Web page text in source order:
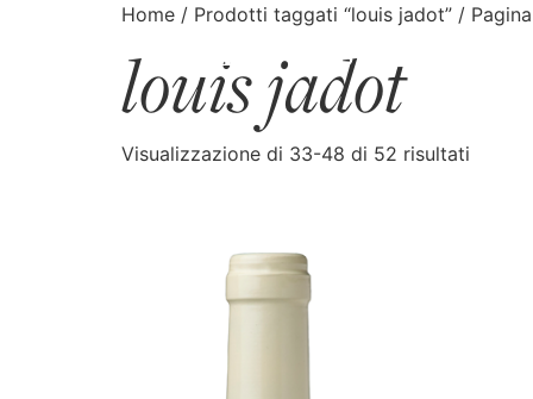
Home / Prodotti taggati “louis jadot” /
louis jadot
Visualizzazione di 33-48 di 52 risultati